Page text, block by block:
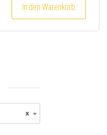
In den Warenkorb
×